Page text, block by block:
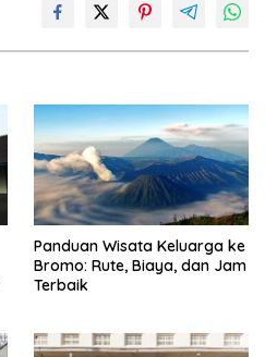
Panduan Wisata Keluarga ke
Bromo: Rute, Biaya, dan Jam
Terbaik